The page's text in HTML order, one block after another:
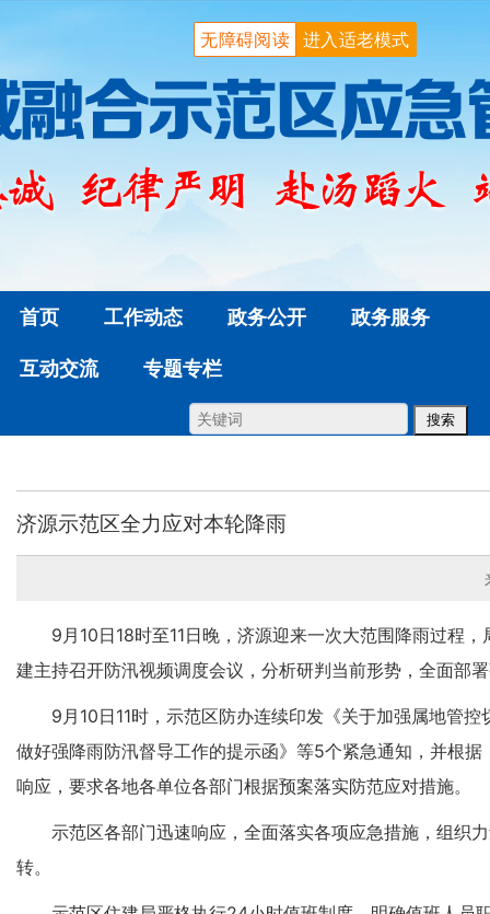
进入适老模式
无障碍阅读
首页 工作动态 政务公开 政务服务
互动交流 专题专栏
济源示范区全力应对本轮降雨
9月10日18时至11日晚，济源迎来一次大范围降雨过程
建主持召开防汛视频调度会议，分析研判当前形势，全面部
9月10日11时，示范区防办连续印发《关于加强属地管
做好强降雨防汛督导工作的提示函》等5个紧急通知，并根
响应，要求各地各单位各部门根据预案落实防范应对措施。
示范区各部门迅速响应，全面落实各项应急措施，组织
转。